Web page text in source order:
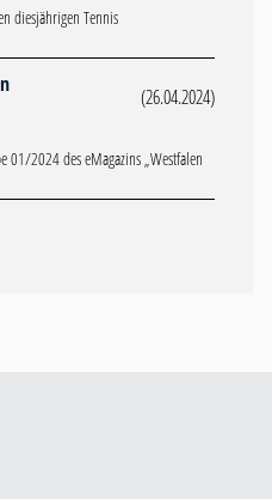
diesjährigen Tennis
(26.04.2024)
01/2024 des eMagazins „Westfalen